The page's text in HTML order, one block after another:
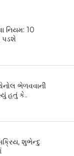
નિયમ: 10
પડશે
ભેળવવાની
હતું કે..
શુભેન્દુ